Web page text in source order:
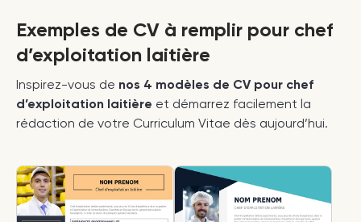
Exemples de CV à remplir pour chef
d’exploitation laitière
Inspirez-vous de nos 4 modèles de CV pour chef
d’exploitation laitière et démarrez facilement la
rédaction de votre Curriculum Vitae dès aujourd’hui.